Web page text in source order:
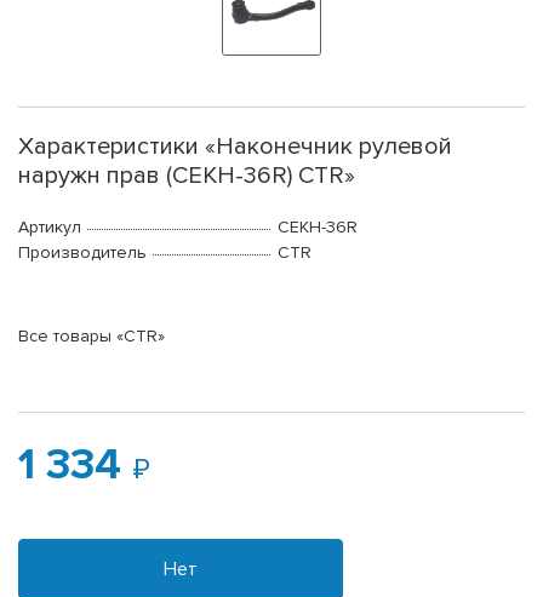
Характеристики «Наконечник рулевой
наружн прав (CEKH-36R) CTR»
Артикул
CEKH-36R
Производитель
CTR
Все товары «CTR»
1 334
Нет